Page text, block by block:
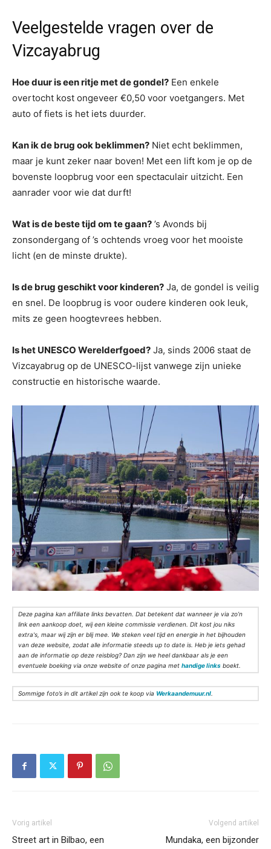
Veelgestelde vragen over de
Vizcayabrug
Hoe duur is een ritje met de gondel? Een enkele
overtocht kost ongeveer €0,50 voor voetgangers. Met
auto of fiets is het iets duurder.
Kan ik de brug ook beklimmen? Niet echt beklimmen,
maar je kunt zeker naar boven! Met een lift kom je op de
bovenste loopbrug voor een spectaculair uitzicht. Een
aanrader voor wie dat durft!
Wat is de beste tijd om te gaan? ’s Avonds bij
zonsondergang of ’s ochtends vroeg voor het mooiste
licht (en de minste drukte).
Is de brug geschikt voor kinderen? Ja, de gondel is veilig
en snel. De loopbrug is voor oudere kinderen ook leuk,
mits ze geen hoogtevrees hebben.
Is het UNESCO Werelderfgoed? Ja, sinds 2006 staat de
Vizcayabrug op de UNESCO-lijst vanwege zijn unieke
constructie en historische waarde.
Deze pagina kan affiliate links bevatten. Dat betekent dat wanneer je via zo’n
link een aankoop doet, wij een kleine commissie verdienen. Dit kost jou niks
extra's, maar wij zijn er blij mee. We steken veel tijd en energie in het bijhouden
van deze website, zodat alle informatie steeds up to date is. Heb je iets gehad
aan de informatie op deze reisblog? Dan zijn we heel dankbaar als je een
eventuele boeking via onze website of onze pagina met handige links boekt.
Sommige foto’s in dit artikel zijn ook te koop via Werkaandemuur.nl
Vorig artikel
Street art in Bilbao, een
Volgend artikel
Mundaka, een bijzonder